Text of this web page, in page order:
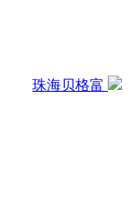
珠海贝格富